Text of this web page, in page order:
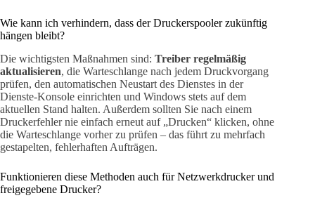
Wie kann ich verhindern, dass der Druckerspooler zukünftig
hängen bleibt?
Die wichtigsten Maßnahmen sind: Treiber regelmäßig
aktualisieren, die Warteschlange nach jedem Druckvorgang
prüfen, den automatischen Neustart des Dienstes in der
Dienste-Konsole einrichten und Windows stets auf dem
aktuellen Stand halten. Außerdem sollten Sie nach einem
Druckerfehler nie einfach erneut auf „Drucken“ klicken, ohne
die Warteschlange vorher zu prüfen – das führt zu mehrfach
gestapelten, fehlerhaften Aufträgen.
Funktionieren diese Methoden auch für Netzwerkdrucker und
freigegebene Drucker?